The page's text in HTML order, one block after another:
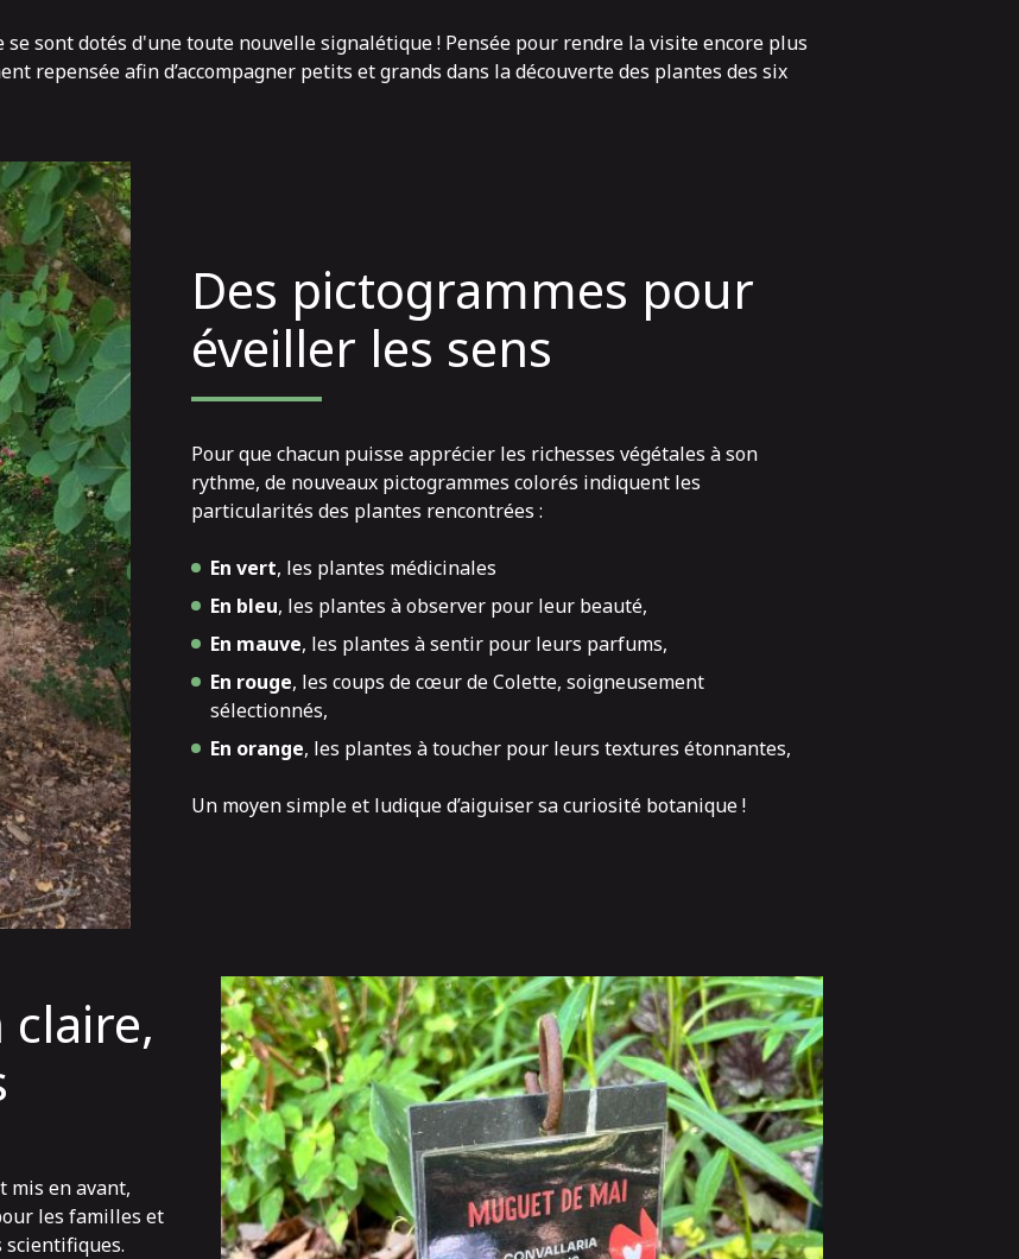
sont dotés d'une toute nouvelle signalétique ! Pensée pour rendre la visite encore plus
repensée afin d’accompagner petits et grands dans la découverte des plantes des six
Des pictogrammes pour
éveiller les sens
Pour que chacun puisse apprécier les richesses végétales à son
rythme, de nouveaux pictogrammes colorés indiquent les
particularités des plantes rencontrées :
En vert, les plantes médicinales
En bleu, les plantes à observer pour leur beauté,
En mauve, les plantes à sentir pour leurs parfums,
En rouge, les coups de cœur de Colette, soigneusement
sélectionnés,
En orange, les plantes à toucher pour leurs textures étonnantes,
Un moyen simple et ludique d’aiguiser sa curiosité botanique !
mis en avant,
les familles et